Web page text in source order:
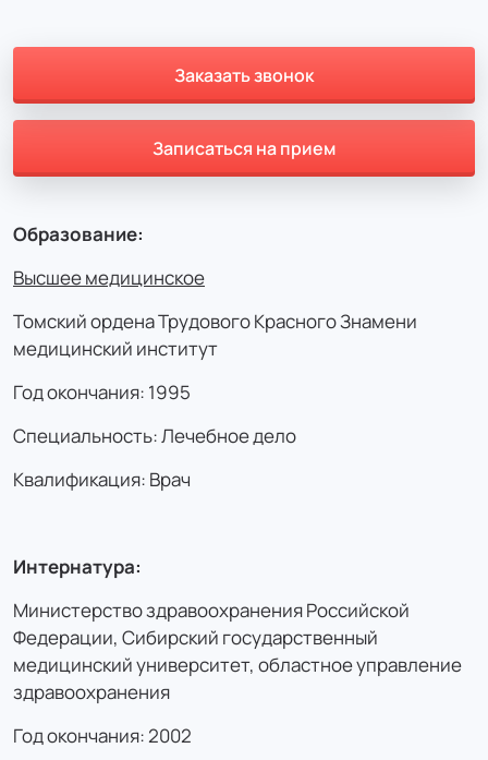
Заказать звонок
Записаться на прием
Образование:
Высшее медицинское
Томский ордена Трудового Красного Знамени
медицинский институт
Год окончания: 1995
Специальность: Лечебное дело
Квалификация: Врач
Интернатура:
Министерство здравоохранения Российской
Федерации, Сибирский государственный
медицинский университет, областное управление
здравоохранения
Год окончания: 2002